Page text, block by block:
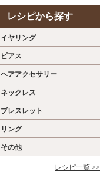
レシピから探す
イヤリング
ピアス
ヘアアクセサリー
ネックレス
ブレスレット
リング
その他
レシピ一覧 >>